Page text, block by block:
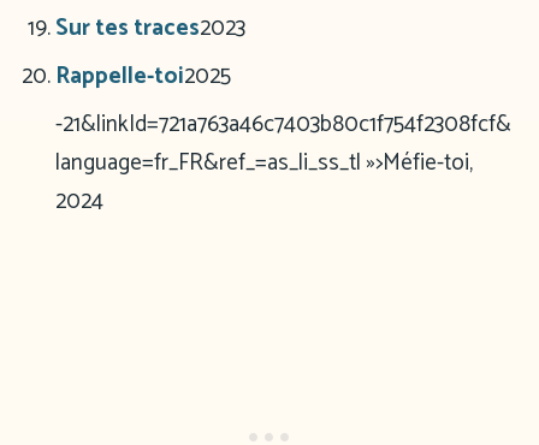
Sur tes traces2023
Rappelle-toi2025
-21&linkId=721a763a46c7403b80c1f754f2308fcf&
language=fr_FR&ref_=as_li_ss_tl »>Méfie-toi,
2024